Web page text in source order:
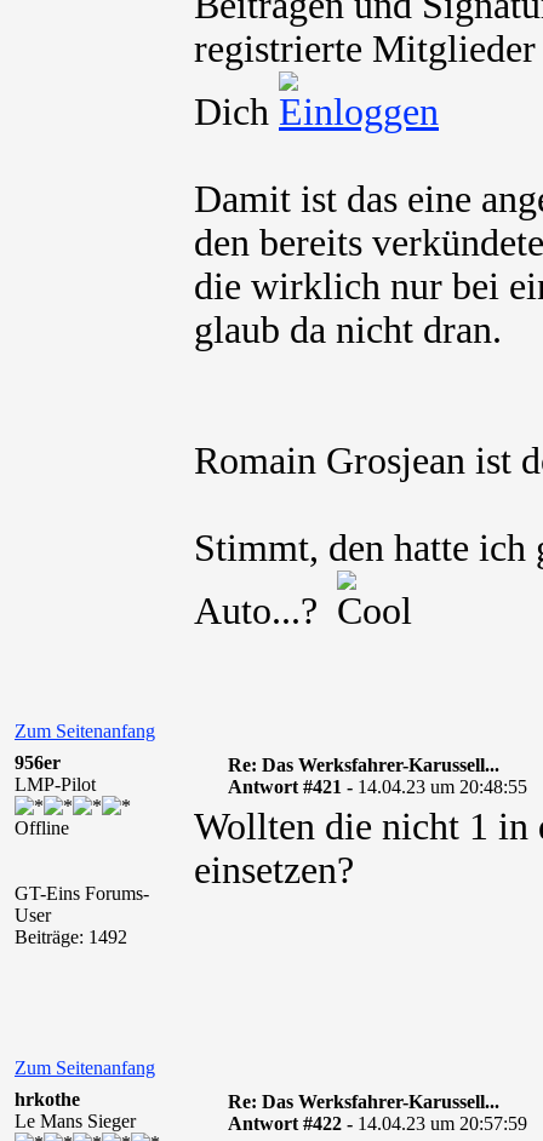
registrierte
Dich
Damit ist das eine
den bereits
die wirklich nur bei
glaub da nicht dran.
Romain Grosjean ist
Stimmt, den hatte ich
Auto...?
Zum Seitenanfang
956er
LMP-Pilot
Offline
GT-Eins Forums-
User
Beiträge: 1492
Re: Das Werksfahrer-Karussell...
Antwort #421 - 14.04.23 um 20:48:55
Wollten die nicht 1 in
einsetzen?
Zum Seitenanfang
hrkothe
Le Mans Sieger
Re: Das Werksfahrer-Karussell...
Antwort #422 - 14.04.23 um 20:57:59